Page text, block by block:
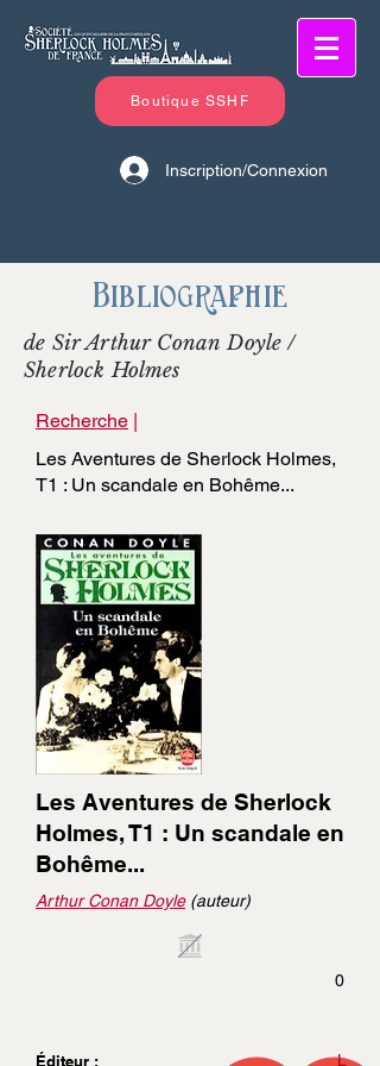
Boutique SSHF
Inscription/Connexion
Bibliographie
de Sir Arthur Conan Doyle /
Sherlock Holmes
Recherche |
Les Aventures de Sherlock Holmes,
T1 : Un scandale en Bohême...
Les Aventures de Sherlock
Holmes, T1 : Un scandale en
Bohême...
Arthur Conan Doyle(auteur)
0
Éditeur :
L